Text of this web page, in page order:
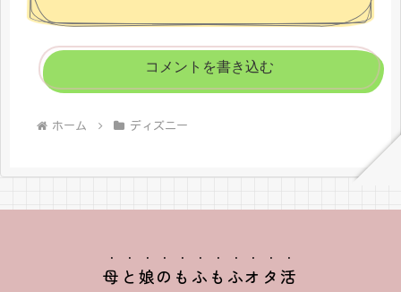
コメントを書き込む
ホーム ディズニー
母と娘のもふもふオタ活